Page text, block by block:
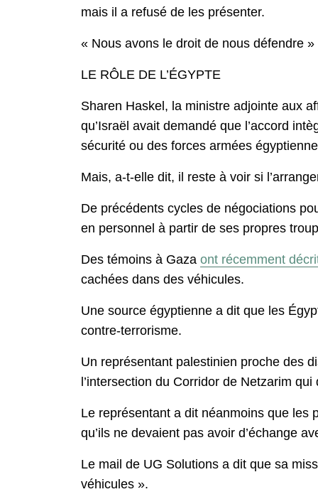
mais il a refusé de les présenter.
« Nous avons le droit de nous défendre
LE RÔLE DE L’ÉGYPTE
Sharen Haskel, la ministre adjointe aux
qu’Israël avait demandé que l’accord
sécurité ou des forces armées
Mais, a-t-elle dit, il reste à voir si
De précédents cycles de négociations
en personnel à partir de ses propres
Des témoins à Gaza ont récemment
cachées dans des véhicules.
Une source égyptienne a dit que les
contre-terrorisme.
Un représentant palestinien proche des
l’intersection du Corridor de Netzarim
Le représentant a dit néanmoins que les
qu’ils ne devaient pas avoir d’échange
Le mail de UG Solutions a dit que sa
véhicules ».